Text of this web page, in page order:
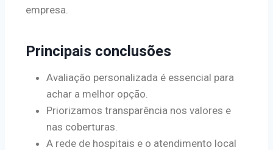
empresa.
Principais conclusões
Avaliação personalizada é essencial para
achar a melhor opção.
Priorizamos transparência nos valores e
nas coberturas.
A rede de hospitais e o atendimento local